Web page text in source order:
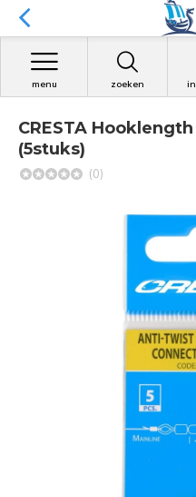
zoeken
menu
CRESTA
(5stuks)
(0)